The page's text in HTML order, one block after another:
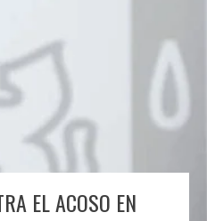
EL ACOSO EN